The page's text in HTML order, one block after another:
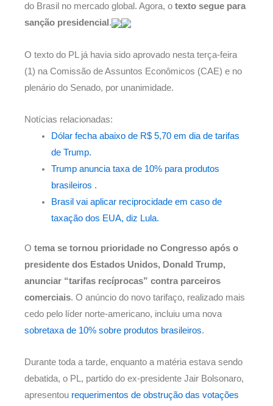
do Brasil no mercado global. Agora, o texto segue para
sanção presidencial .
O texto do PL já havia sido aprovado nesta terça-feira
(1) na Comissão de Assuntos Econômicos (CAE) e no
plenário do Senado, por unanimidade.
Notícias relacionadas:
Dólar fecha abaixo de R$ 5,70 em dia de tarifas
de Trump.
Trump anuncia taxa de 10% para produtos
brasileiros .
Brasil vai aplicar reciprocidade em caso de
taxação dos EUA, diz Lula.
O tema se tornou prioridade no Congresso após o
presidente dos Estados Unidos, Donald Trump,
anunciar “tarifas recíprocas” contra parceiros
comerciais. O anúncio do novo tarifaço, realizado mais
cedo pelo líder norte-americano, incluiu uma nova
sobretaxa de 10% sobre produtos brasileiros.
Durante toda a tarde, enquanto a matéria estava sendo
debatida, o PL, partido do ex-presidente Jair Bolsonaro,
apresentou requerimentos de obstrução das votações